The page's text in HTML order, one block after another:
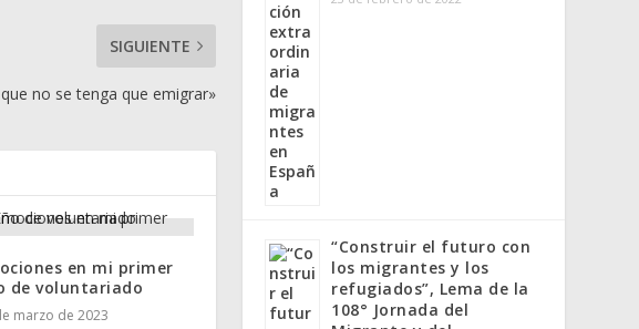
SIGUIENTE
no se tenga que emigrar»
en mi primer
de voluntariado
marzo de 2023
“Construir el futuro con
los migrantes y los
refugiados”, Lema de la
108° Jornada del